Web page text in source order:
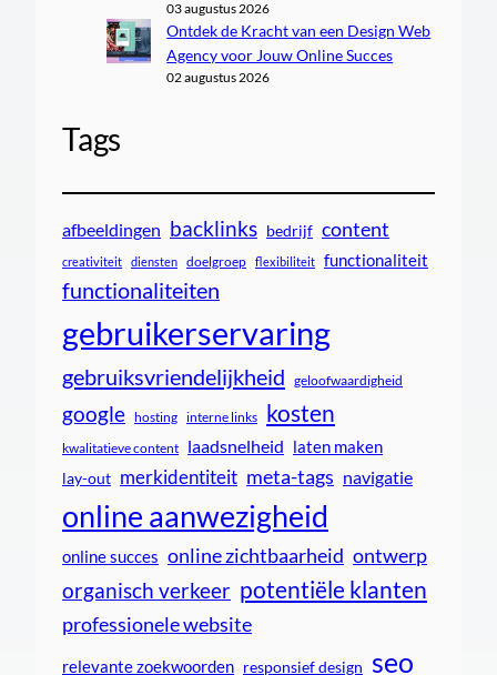
03 augustus 2026
Ontdek de Kracht van een Design Web
Agency voor Jouw Online Succes
02 augustus 2026
Tags
afbeeldingen backlinks bedrijf content
creativiteit diensten doelgroep flexibiliteit functionaliteit
functionaliteiten
gebruikerservaring
gebruiksvriendelijkheid geloofwaardigheid
google hosting interne links kosten
kwalitatieve content laadsnelheid laten maken
lay-out merkidentiteit meta-tags navigatie
online aanwezigheid
online succes online zichtbaarheid ontwerp
organisch verkeer potentiële klanten
professionele website
relevante zoekwoorden responsief design seo